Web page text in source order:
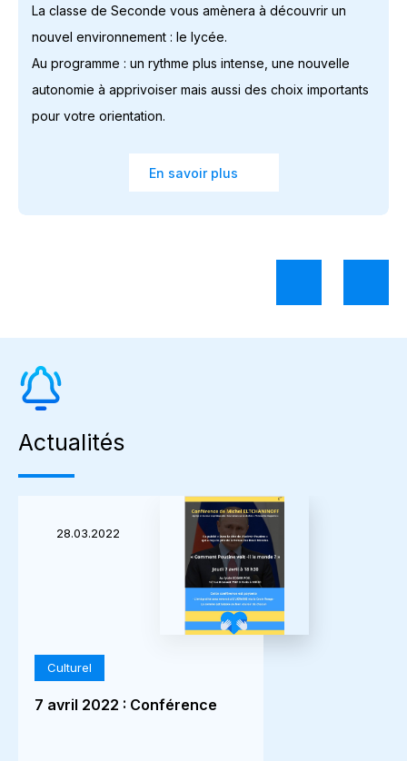
La classe de Seconde vous amènera à découvrir un
nouvel environnement : le lycée.
Au programme : un rythme plus intense, une nouvelle
autonomie à apprivoiser mais aussi des choix importants
pour votre orientation.
En savoir plus
Actualités
28.03.2022
Culturel
7 avril 2022 : Conférence